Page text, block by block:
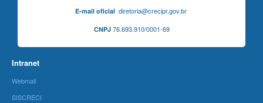
E-mail oficialdiretoria@crecipr.gov.br
CNPJ76.693.910/0001-69
Intranet
Webmail
SISCRECI